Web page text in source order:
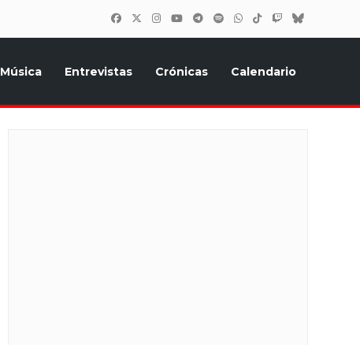
Música Entrevistas Crónicas Calendario